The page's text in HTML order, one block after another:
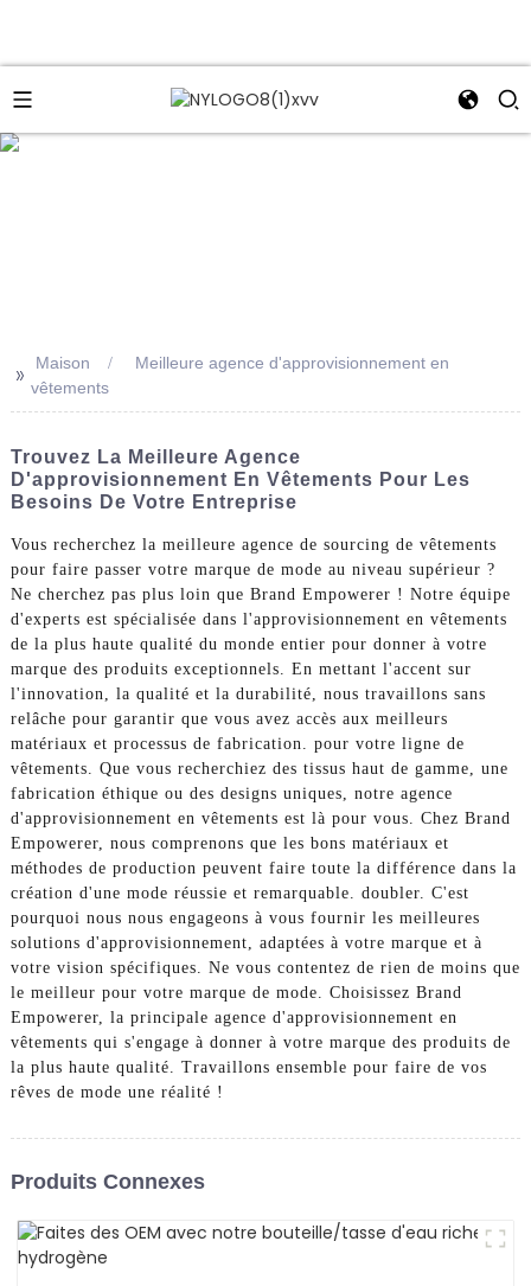
>> Maison
Meilleure agence d'approvisionnement en
vêtements
Trouvez La Meilleure Agence
D'approvisionnement En Vêtements Pour Les
Besoins De Votre Entreprise
Vous recherchez la meilleure agence de sourcing de vêtements
pour faire passer votre marque de mode au niveau supérieur ?
Ne cherchez pas plus loin que Brand Empowerer ! Notre équipe
d'experts est spécialisée dans l'approvisionnement en vêtements
de la plus haute qualité du monde entier pour donner à votre
marque des produits exceptionnels. En mettant l'accent sur
l'innovation, la qualité et la durabilité, nous travaillons sans
relâche pour garantir que vous avez accès aux meilleurs
matériaux et processus de fabrication. pour votre ligne de
vêtements. Que vous recherchiez des tissus haut de gamme, une
fabrication éthique ou des designs uniques, notre agence
d'approvisionnement en vêtements est là pour vous. Chez Brand
Empowerer, nous comprenons que les bons matériaux et
méthodes de production peuvent faire toute la différence dans la
création d'une mode réussie et remarquable. doubler. C'est
pourquoi nous nous engageons à vous fournir les meilleures
solutions d'approvisionnement, adaptées à votre marque et à
votre vision spécifiques. Ne vous contentez de rien de moins que
le meilleur pour votre marque de mode. Choisissez Brand
Empowerer, la principale agence d'approvisionnement en
vêtements qui s'engage à donner à votre marque des produits de
la plus haute qualité. Travaillons ensemble pour faire de vos
rêves de mode une réalité !
Produits Connexes